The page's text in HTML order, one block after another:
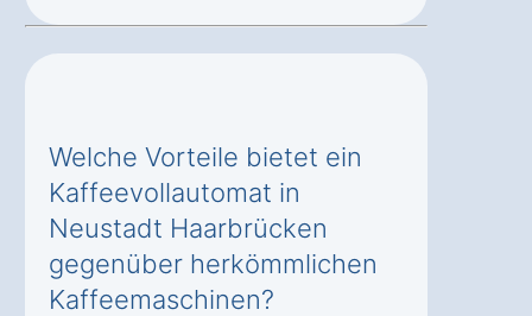
Welche Vorteile bietet ein
Kaffeevollautomat in
Neustadt Haarbrücken
gegenüber herkömmlichen
Kaffeemaschinen?